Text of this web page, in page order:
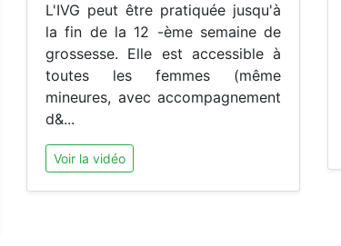
L'IVG peut être pratiquée jusqu'à
la fin de la 12 -ème semaine de
grossesse. Elle est accessible à
toutes les femmes (même
mineures, avec accompagnement
d&...
Voir la vidéo